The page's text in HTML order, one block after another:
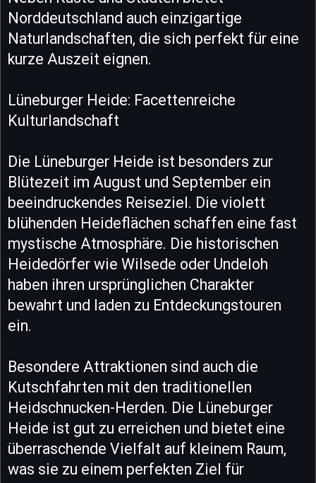
Norddeutschland auch einzigartige
Naturlandschaften, die sich perfekt für eine
kurze Auszeit eignen.
Lüneburger Heide: Facettenreiche
Kulturlandschaft
Die Lüneburger Heide ist besonders zur
Blütezeit im August und September ein
beeindruckendes Reiseziel. Die violett
blühenden Heideflächen schaffen eine fast
mystische Atmosphäre. Die historischen
Heidedörfer wie Wilsede oder Undeloh
haben ihren ursprünglichen Charakter
bewahrt und laden zu Entdeckungstouren
ein.
Besondere Attraktionen sind auch die
Kutschfahrten mit den traditionellen
Heidschnucken-Herden. Die Lüneburger
Heide ist gut zu erreichen und bietet eine
überraschende Vielfalt auf kleinem Raum,
was sie zu einem perfekten Ziel für